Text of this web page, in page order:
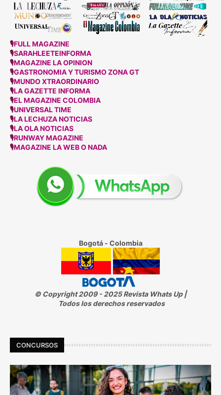
🎙FULL MAGAZINE
🎙SARAHLEETEINFORMA
🎙MAGAZINE LA OPINION
🎙GASTRONOMIA Y TURISMO ZONA GT
🎙MUNDO XTRAORDINARIO
🎙LA GAZETTE INFORMA
🎙EL MAGAZINE COLOMBIA
🎙UNIVERSAL TIME
🎙LA LECHUZA NOTICIAS
🎙LA OLA NOTICIAS
🎙RUNWAY MAGAZINE
🎙MAGAZINE LA WEB O NADA
Bogotá - Colombia
© Copyright 2009 - 2025 Revista Whats Up |
Todos los derechos reservados
CONCURSOS